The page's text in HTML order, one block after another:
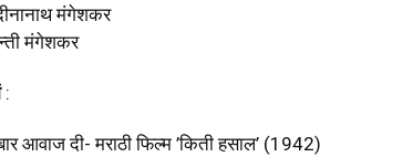
मंगेशकर
मंगेशकर
:
आवाज दी- मराठी फिल्म ’किती हसाल’ (1942)